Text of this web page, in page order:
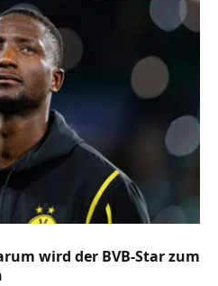
wird der BVB-Star zum